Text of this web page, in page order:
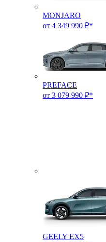
MONJARO
от 4 349 990 ₽*
PREFACE
от 3 079 990 ₽*
GEELY EX5